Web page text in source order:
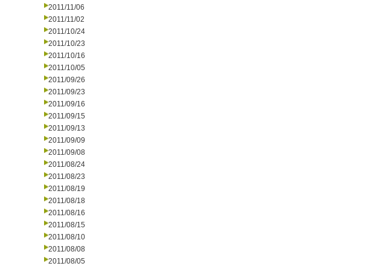
2011/11/06
2011/11/02
2011/10/24
2011/10/23
2011/10/16
2011/10/05
2011/09/26
2011/09/23
2011/09/16
2011/09/15
2011/09/13
2011/09/09
2011/09/08
2011/08/24
2011/08/23
2011/08/19
2011/08/18
2011/08/16
2011/08/15
2011/08/10
2011/08/08
2011/08/05